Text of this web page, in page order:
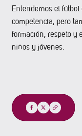
Entendemos el
competencia, pero
formación, respeto y
niños y jóvenes.
Compartir